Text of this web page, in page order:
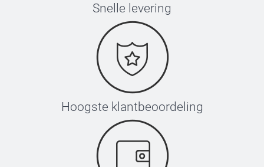
Snelle levering
Hoogste klantbeoordeling